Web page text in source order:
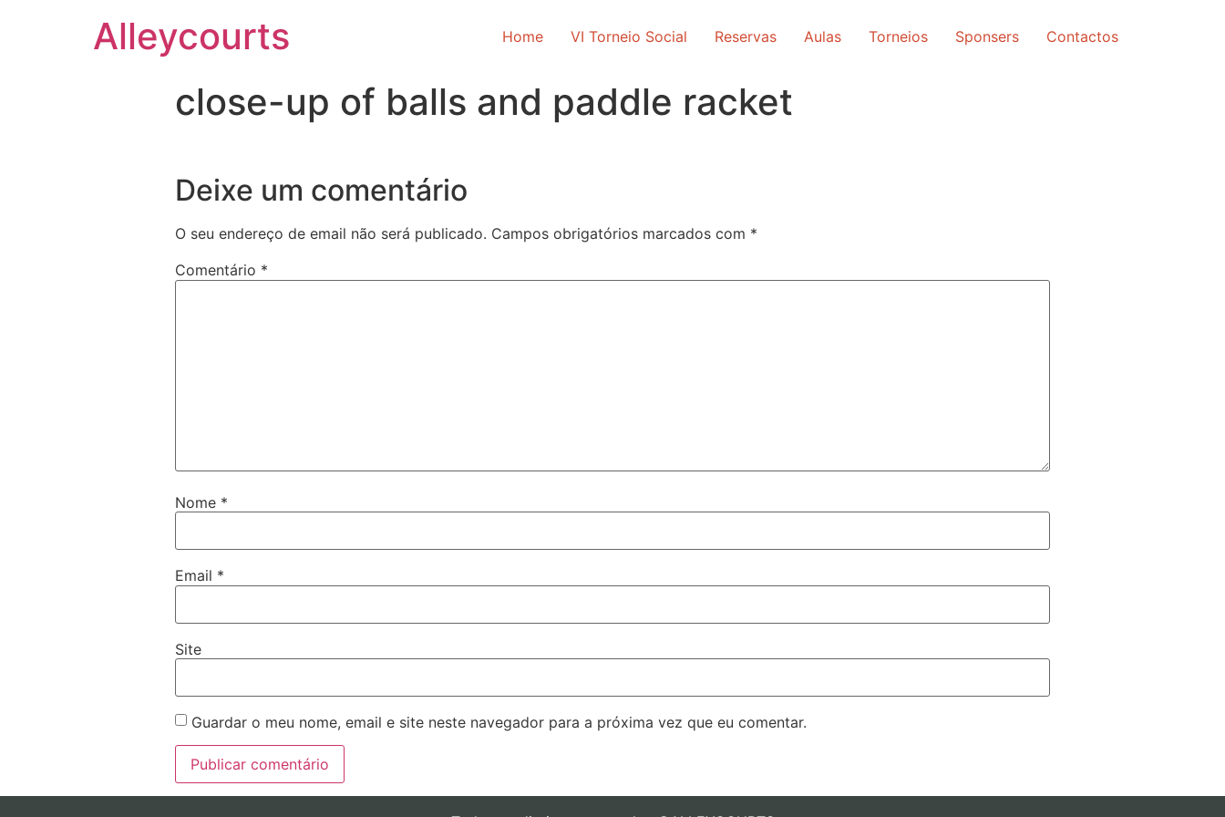
Alleycourts Home VI Torneio Social Reservas Aulas Torneios Sponsers Contactos
close-up of balls and paddle racket
Deixe um comentário
O seu endereço de email não será publicado. Campos obrigatórios marcados com *
Comentário *
Nome *
Email *
Site
Guardar o meu nome, email e site neste navegador para a próxima vez que eu comentar.